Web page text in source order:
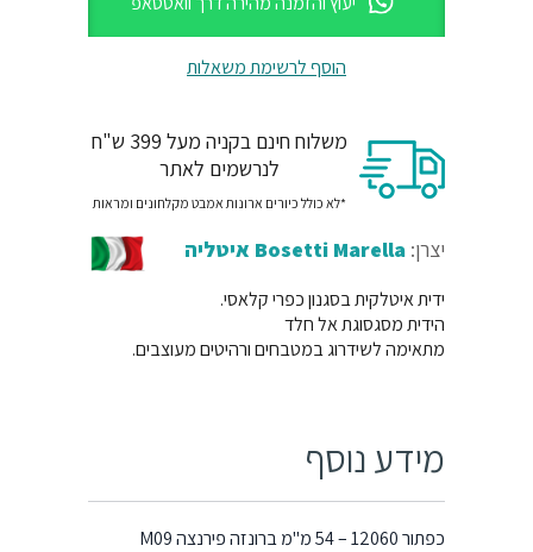
הוסף לרשימת משאלות
משלוח חינם בקניה מעל 399 ש"ח
לנרשמים לאתר
*לא כולל כיורים ארונות אמבט מקלחונים ומראות
יצרן: Bosetti Marella איטליה
ידית איטלקית בסגנון כפרי קלאסי.
הידית מסגסוגת אל חלד
מתאימה לשידרוג במטבחים ורהיטים מעוצבים.
מידע נוסף
כפתור 12060 – 54 מ"מ ברונזה פירנצה M09